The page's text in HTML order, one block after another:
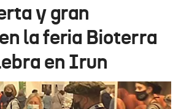
Ikusmiran
Eguraldia
y gran
la feria Bioterra
en Irun